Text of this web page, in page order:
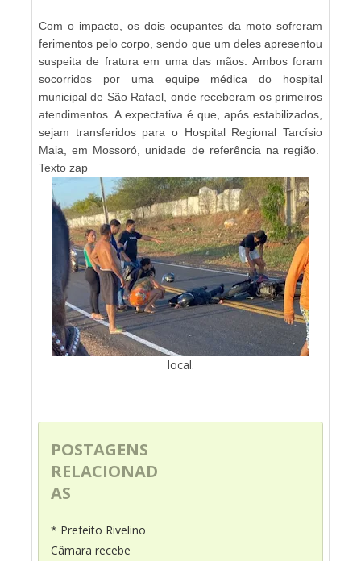
Com o impacto, os dois ocupantes da moto sofreram
ferimentos pelo corpo, sendo que um deles apresentou
suspeita de fratura em uma das mãos. Ambos foram
socorridos por uma equipe médica do hospital
municipal de São Rafael, onde receberam os primeiros
atendimentos. A expectativa é que, após estabilizados,
sejam transferidos para o Hospital Regional Tarcísio
Maia, em Mossoró, unidade de referência na região.
Texto zap
local.
POSTAGENS
RELACIONAD
AS
* Prefeito Rivelino
Câmara recebe